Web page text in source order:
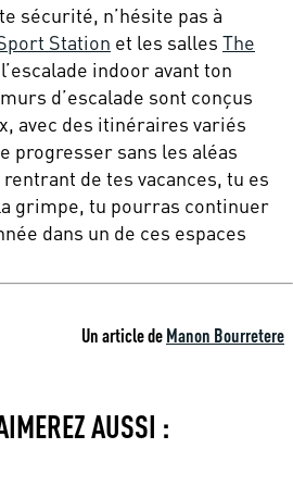
sécurité, n’hésite pas à
Station et les salles The
indoor avant ton
d’escalade sont conçus
avec des itinéraires variés
progresser sans les aléas
de tes vacances, tu es
grimpe, tu pourras continuer
dans un de ces espaces
Un article deManon Bourretere
AUSSI :